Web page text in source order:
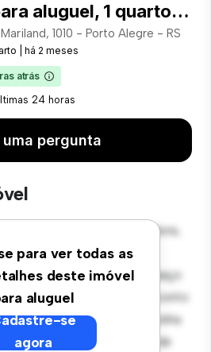
Apartamento para aluguel, 1 quarto, Auxiliadora - Porto Alegre/RS - COD: 15919
1010 - Porto Alegre - RS
há 2 meses
atrás
24 horas
uma pergunta
para ver todas as
deste imóvel
aluguel
se
agora
refúgio urbano em Auxiliadora,
- Porto Alegre - RS! Este
1 quartos oferece um espaço
O layout em conceito
convidados, e a cozinha
com eletrodomésticos de